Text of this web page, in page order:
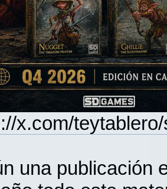
x.com/
una publicación